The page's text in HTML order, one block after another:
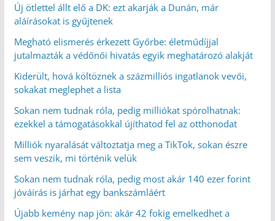
Új ötlettel állt elő a DK: ezt akarják a Dunán, már
aláírásokat is gyűjtenek
Megható elismerés érkezett Győrbe: életműdíjjal
jutalmazták a védőnői hivatás egyik meghatározó alakját
Kiderült, hová költöznek a százmilliós ingatlanok vevői,
sokakat meglephet a lista
Sokan nem tudnak róla, pedig milliókat spórolhatnak:
ezekkel a támogatásokkal újíthatod fel az otthonodat
Milliók nyaralását változtatja meg a TikTok, sokan észre
sem veszik, mi történik velük
Sokan nem tudnak róla, pedig most akár 140 ezer forint
jóváírás is járhat egy bankszámláért
Újabb kemény nap jön: akár 42 fokig emelkedhet a